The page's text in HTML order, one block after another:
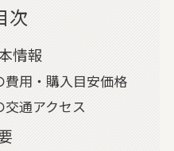
次
情報
用・購入目安価格
通アクセス